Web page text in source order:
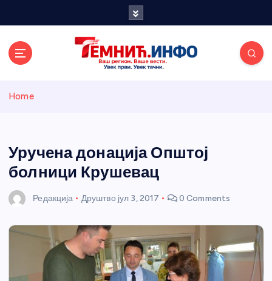
и портал
Home
Уручена донација Општој
болници Крушевац
Редакција Друштво јул 3, 2017 0 Comments